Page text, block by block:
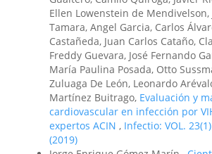
Ellen Lowenstein de Mendivelson,
Tamara, Angel Garcia, Carlos
Castañeda, Juan Carlos Cataño,
Freddy Guevara, José Fernando
María Paulina Posada, Otto
Zuluaga De León, Leonardo
Martínez Buitrago, Evaluación y
cardiovascular en infección por
expertos ACIN , Infectio: VOL.
(2019)